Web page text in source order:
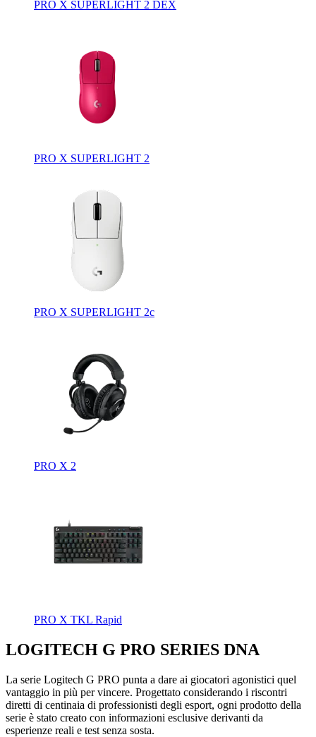
PRO X SUPERLIGHT 2 DEX
PRO X SUPERLIGHT 2
PRO X SUPERLIGHT 2c
PRO X 2
PRO X TKL Rapid
LOGITECH G PRO SERIES DNA
La serie Logitech G PRO punta a dare ai giocatori agonistici quel
vantaggio in più per vincere. Progettato considerando i riscontri
diretti di centinaia di professionisti degli esport, ogni prodotto della
serie è stato creato con informazioni esclusive derivanti da
esperienze reali e test senza sosta.